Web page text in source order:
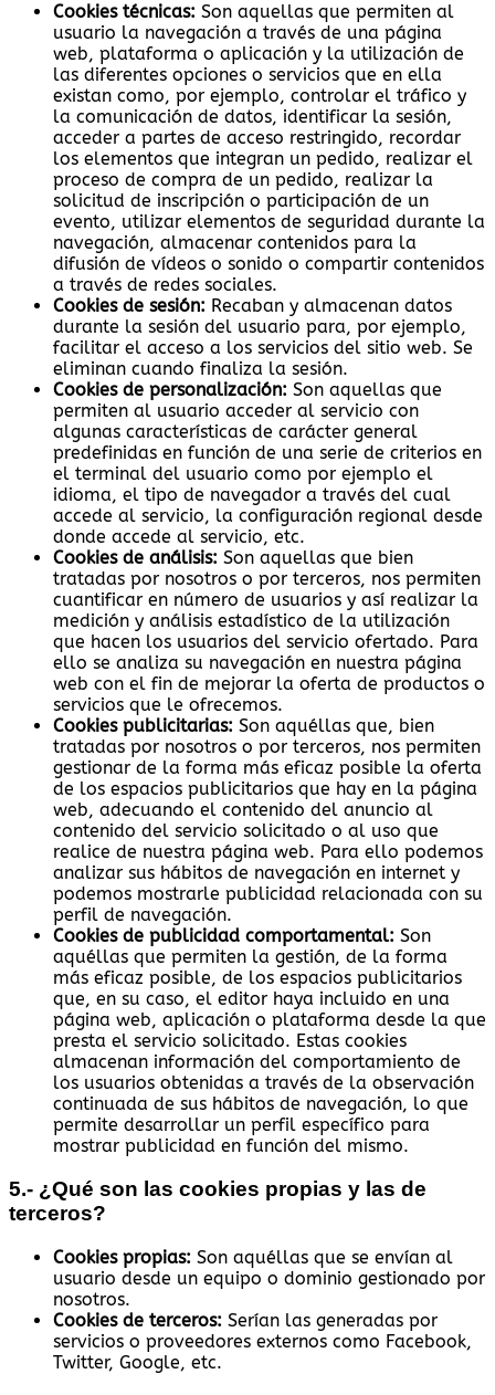
Cookies técnicas: Son aquellas que permiten al
usuario la navegación a través de una página
web, plataforma o aplicación y la utilización de
las diferentes opciones o servicios que en ella
existan como, por ejemplo, controlar el tráfico y
la comunicación de datos, identificar la sesión,
acceder a partes de acceso restringido, recordar
los elementos que integran un pedido, realizar el
proceso de compra de un pedido, realizar la
solicitud de inscripción o participación de un
evento, utilizar elementos de seguridad durante la
navegación, almacenar contenidos para la
difusión de vídeos o sonido o compartir contenidos
a través de redes sociales.
Cookies de sesión: Recaban y almacenan datos
durante la sesión del usuario para, por ejemplo,
facilitar el acceso a los servicios del sitio web. Se
eliminan cuando finaliza la sesión.
Cookies de personalización: Son aquellas que
permiten al usuario acceder al servicio con
algunas características de carácter general
predefinidas en función de una serie de criterios en
el terminal del usuario como por ejemplo el
idioma, el tipo de navegador a través del cual
accede al servicio, la configuración regional desde
donde accede al servicio, etc.
Cookies de análisis: Son aquellas que bien
tratadas por nosotros o por terceros, nos permiten
cuantificar en número de usuarios y así realizar la
medición y análisis estadístico de la utilización
que hacen los usuarios del servicio ofertado. Para
ello se analiza su navegación en nuestra página
web con el fin de mejorar la oferta de productos o
servicios que le ofrecemos.
Cookies publicitarias: Son aquéllas que, bien
tratadas por nosotros o por terceros, nos permiten
gestionar de la forma más eficaz posible la oferta
de los espacios publicitarios que hay en la página
web, adecuando el contenido del anuncio al
contenido del servicio solicitado o al uso que
realice de nuestra página web. Para ello podemos
analizar sus hábitos de navegación en internet y
podemos mostrarle publicidad relacionada con su
perfil de navegación.
Cookies de publicidad comportamental: Son
aquéllas que permiten la gestión, de la forma
más eficaz posible, de los espacios publicitarios
que, en su caso, el editor haya incluido en una
página web, aplicación o plataforma desde la que
presta el servicio solicitado. Estas cookies
almacenan información del comportamiento de
los usuarios obtenidas a través de la observación
continuada de sus hábitos de navegación, lo que
permite desarrollar un perfil específico para
mostrar publicidad en función del mismo.
5.- ¿Qué son las cookies propias y las de
terceros?
Cookies propias: Son aquéllas que se envían al
usuario desde un equipo o dominio gestionado por
nosotros.
Cookies de terceros: Serían las generadas por
servicios o proveedores externos como Facebook,
Twitter, Google, etc.